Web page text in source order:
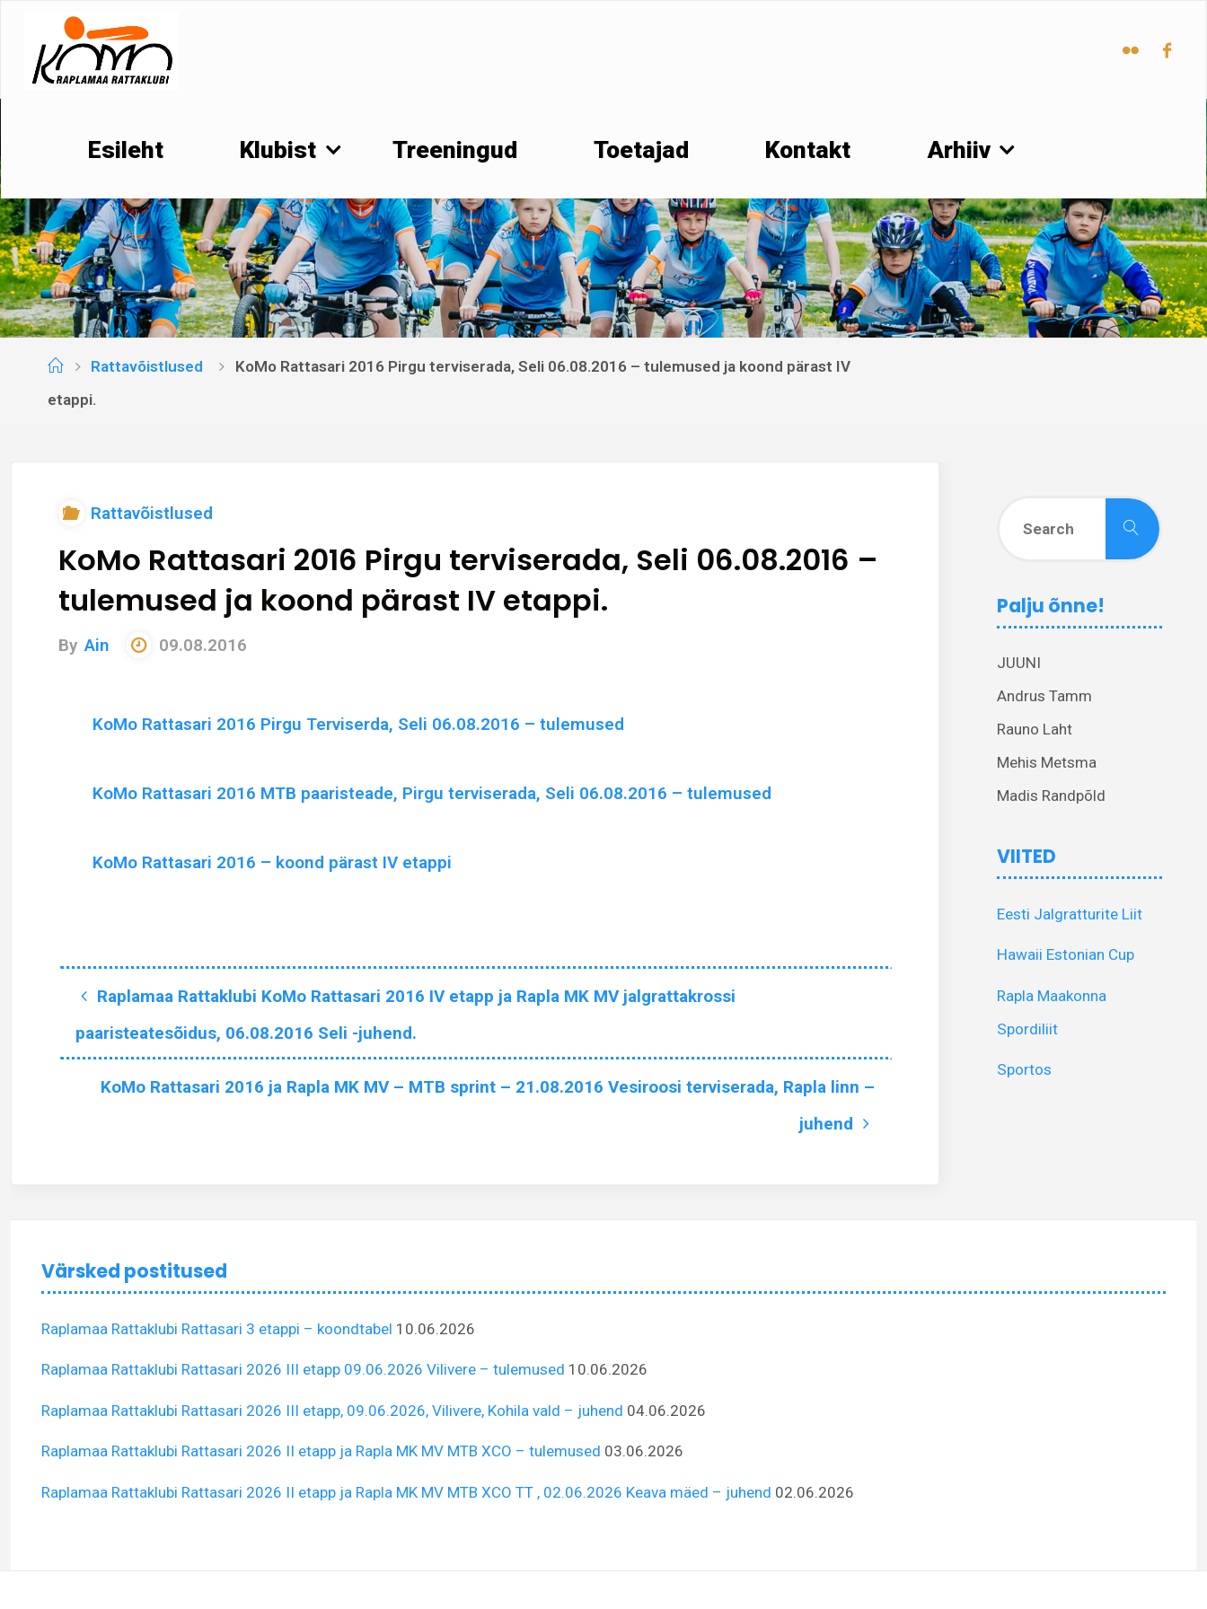
content
Esileht Klubist Treeningud Toetajad Kontakt Arhiiv
HomeRattavõistlused
KoMo Rattasari 2016 Pirgu terviserada, Seli 06.08.2016 – tulemused ja koond pärast IV
etappi.
Rattavõistlused
KoMo Rattasari 2016 Pirgu terviserada, Seli 06.08.2016 –
tulemused ja koond pärast IV etappi.
By Ain 09.08.2016
KoMo Rattasari 2016 Pirgu Terviserda, Seli 06.08.2016 – tulemused
KoMo Rattasari 2016 MTB paaristeade, Pirgu terviserada, Seli 06.08.2016 – tulemused
KoMo Rattasari 2016 – koond pärast IV etappi
Raplamaa Rattaklubi KoMo Rattasari 2016 IV etapp ja Rapla MK MV jalgrattakrossi
paaristeatesõidus, 06.08.2016 Seli -juhend.
KoMo Rattasari 2016 ja Rapla MK MV – MTB sprint – 21.08.2016 Vesiroosi terviserada, Rapla linn –
juhend
Search
Palju õnne!
JUUNI
Andrus Tamm
Rauno Laht
Mehis Metsma
Madis Randpõld
VIITED
Eesti Jalgratturite Liit
Hawaii Estonian Cup
Rapla Maakonna
Spordiliit
Sportos
Värsked postitused
Raplamaa Rattaklubi Rattasari 3 etappi – koondtabel 10.06.2026
Raplamaa Rattaklubi Rattasari 2026 III etapp 09.06.2026 Vilivere – tulemused 10.06.2026
Raplamaa Rattaklubi Rattasari 2026 III etapp, 09.06.2026, Vilivere, Kohila vald – juhend 04.06.2026
Raplamaa Rattaklubi Rattasari 2026 II etapp ja Rapla MK MV MTB XCO – tulemused 03.06.2026
Raplamaa Rattaklubi Rattasari 2026 II etapp ja Rapla MK MV MTB XCO TT , 02.06.2026 Keava mäed – juhend 02.06.2026